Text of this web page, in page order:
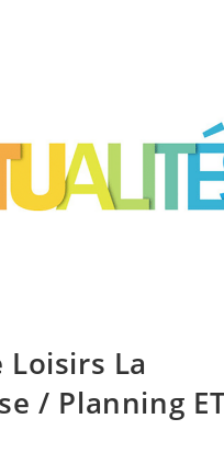
Loisirs La
/ Planning